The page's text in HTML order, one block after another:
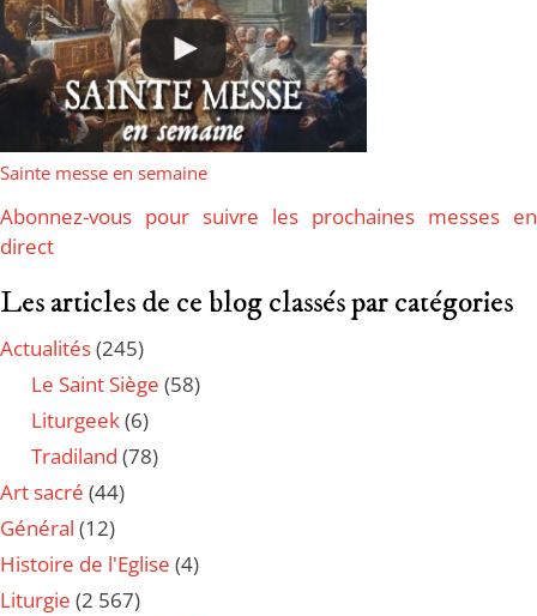
Sainte messe en semaine
Abonnez-vous pour suivre les prochaines messes en
direct
Les articles de ce blog classés par catégories
Actualités(245)
Le Saint Siège (58)
Liturgeek(6)
Tradiland (78)
Art sacré (44)
Général (12)
Histoire de l'Eglise (4)
Liturgie (2 567)